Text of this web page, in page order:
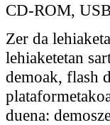
CD-ROM,
Zer da
lehiaketetan
demoak, flash
duena: